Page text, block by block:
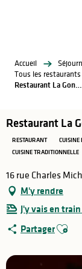
Accueil
Tous les
Restaurant La Gondole
Restaurant La
RESTAURANT CUISINE
CUISINE TRADITIONNELLE
16 rue Charles
M'y rendre
J'y vais en
Partager